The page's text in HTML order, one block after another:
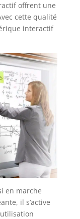
offrent une
cette qualité
interactif
en marche
il s’active